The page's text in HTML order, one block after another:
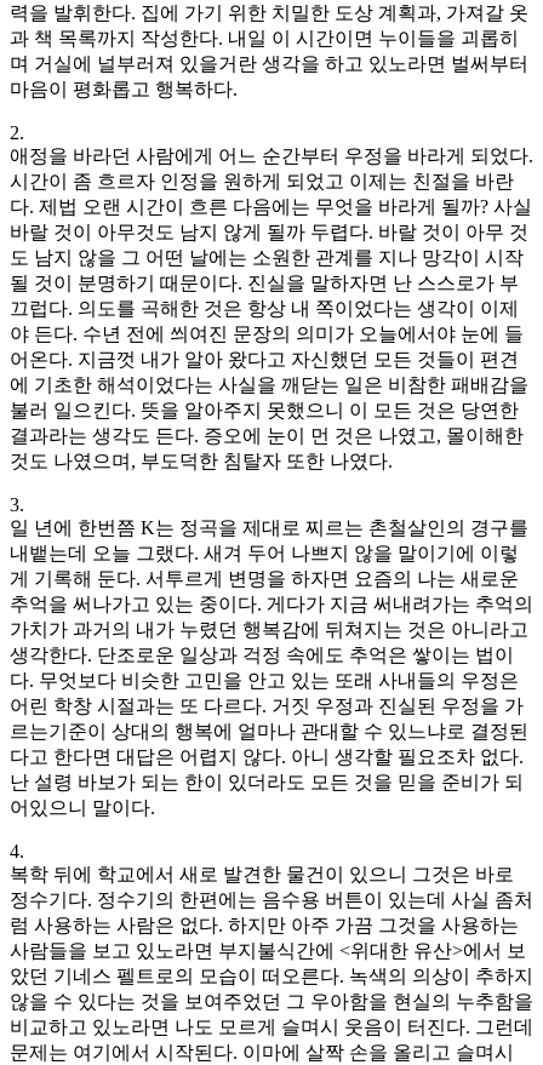
력을 발휘한다. 집에 가기 위한 치밀한 도상 계획과, 가져갈 옷
과 책 목록까지 작성한다. 내일 이 시간이면 누이들을 괴롭히
며 거실에 널부러져 있을거란 생각을 하고 있노라면 벌써부터
마음이 평화롭고 행복하다.
2.
애정을 바라던 사람에게 어느 순간부터 우정을 바라게 되었다.
시간이 좀 흐르자 인정을 원하게 되었고 이제는 친절을 바란
다. 제법 오랜 시간이 흐른 다음에는 무엇을 바라게 될까? 사실
바랄 것이 아무것도 남지 않게 될까 두렵다. 바랄 것이 아무 것
도 남지 않을 그 어떤 날에는 소원한 관계를 지나 망각이 시작
될 것이 분명하기 때문이다. 진실을 말하자면 난 스스로가 부
끄럽다. 의도를 곡해한 것은 항상 내 쪽이었다는 생각이 이제
야 든다. 수년 전에 씌여진 문장의 의미가 오늘에서야 눈에 들
어온다. 지금껏 내가 알아 왔다고 자신했던 모든 것들이 편견
에 기초한 해석이었다는 사실을 깨닫는 일은 비참한 패배감을
불러 일으킨다. 뜻을 알아주지 못했으니 이 모든 것은 당연한
결과라는 생각도 든다. 증오에 눈이 먼 것은 나였고, 몰이해한
것도 나였으며, 부도덕한 침탈자 또한 나였다.
3.
일 년에 한번쯤 K는 정곡을 제대로 찌르는 촌철살인의 경구를
내뱉는데 오늘 그랬다. 새겨 두어 나쁘지 않을 말이기에 이렇
게 기록해 둔다. 서투르게 변명을 하자면 요즘의 나는 새로운
추억을 써나가고 있는 중이다. 게다가 지금 써내려가는 추억의
가치가 과거의 내가 누렸던 행복감에 뒤쳐지는 것은 아니라고
생각한다. 단조로운 일상과 걱정 속에도 추억은 쌓이는 법이
다. 무엇보다 비슷한 고민을 안고 있는 또래 사내들의 우정은
어린 학창 시절과는 또 다르다. 거짓 우정과 진실된 우정을 가
르는기준이 상대의 행복에 얼마나 관대할 수 있느냐로 결정된
다고 한다면 대답은 어렵지 않다. 아니 생각할 필요조차 없다.
난 설령 바보가 되는 한이 있더라도 모든 것을 믿을 준비가 되
어있으니 말이다.
4.
복학 뒤에 학교에서 새로 발견한 물건이 있으니 그것은 바로
정수기다. 정수기의 한편에는 음수용 버튼이 있는데 사실 좀처
럼 사용하는 사람은 없다. 하지만 아주 가끔 그것을 사용하는
사람들을 보고 있노라면 부지불식간에 <위대한 유산>에서 보
았던 기네스 펠트로의 모습이 떠오른다. 녹색의 의상이 추하지
않을 수 있다는 것을 보여주었던 그 우아함을 현실의 누추함을
비교하고 있노라면 나도 모르게 슬며시 웃음이 터진다. 그런데
문제는 여기에서 시작된다. 이마에 살짝 손을 올리고 슬며시